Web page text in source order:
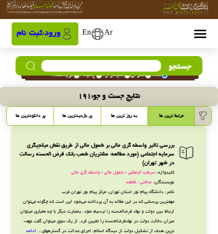
Ar
En ورود/ثبت نام
جستجو
همه عنوان کلیدواژه چکیده نویسنده
نتایج جست و جو:191
مرتبط ترین ها به روز ترین ها پر بازدیدترین ها پر دانلودترین ها
بررسی تاثیر واسطه گری مالی بر شمول مالی از طریق نقش میانجیگری
سرمایه اجتماعی (مورد مطالعه: مشتریان شعب بانک قرض الحسنه رسالت
در شهر تهران)
کلیدواژه: سرمایه اجتماعی ؛ شمول مالی ؛ واسطه گری مالی
نویسندگان: صالحی ، فاطمه
ناشر: دانشگاه پیام نور استان تهران، مرکز پیام نور تهران غرب
مهم­ترین پرسشی که در این مقاله به آن پرداخته می‌شود این است که چگونه می‌توان
ارتباط بین دولت و نهاد قرض­الحسنه را ترسیم نمود. به‌عبارت دیگر با چه معیاری می­توان
میزان دخالت دولت در نهادقرض­الحسنه را تعیین کرد. از یک سوی می­توان گفت مهم­
ترین هدف از تشکیل دولت از دیدگاه اسلام، اجرای عدالت در گستره­های... ادامه